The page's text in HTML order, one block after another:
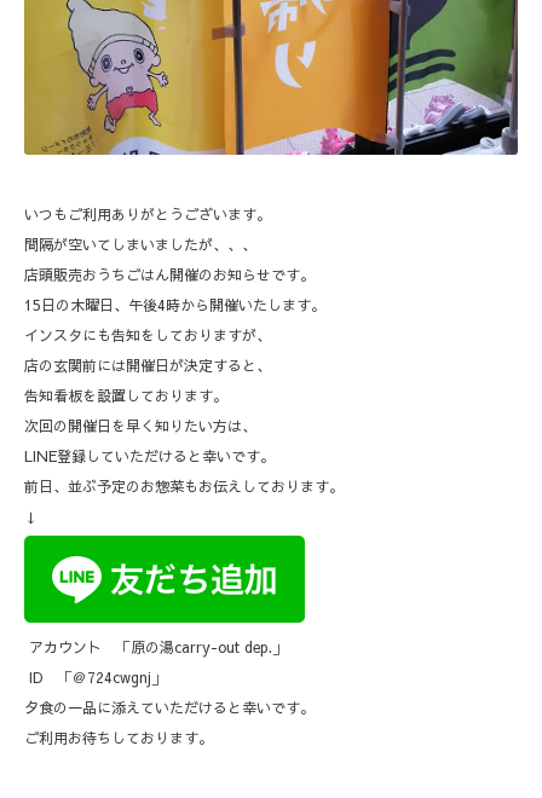
いつもご利用ありがとうございます。
間隔が空いてしまいましたが、、、
店頭販売おうちごはん開催のお知らせです。
15日の木曜日、午後4時から開催いたします。
インスタにも告知をしておりますが、
店の玄関前には開催日が決定すると、
告知看板を設置しております。
次回の開催日を早く知りたい方は、
LINE登録していただけると幸いです。
前日、並ぶ予定のお惣菜もお伝えしております。
↓
アカウント 「原の湯carry-out dep.」
ID 「＠724cwgnj」
夕食の一品に添えていただけると幸いです。
ご利用お待ちしております。